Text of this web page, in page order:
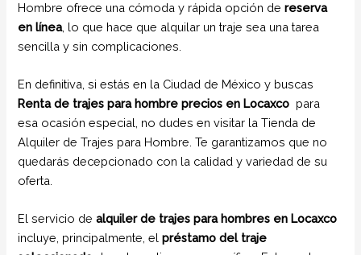
Hombre ofrece una cómoda y rápida opción dereserva
en línea, lo que hace que alquilar un traje sea una tarea
sencilla y sin complicaciones.
En definitiva, si estás en la Ciudad de México y buscas
Renta de trajes para hombre precios en Locaxco para
esa ocasión especial, no dudes en visitar la Tienda de
Alquiler de Trajes para Hombre. Te garantizamos que no
quedarás decepcionado con la calidad y variedad de su
oferta.
El servicio dealquiler de trajes para hombres en Locaxco
incluye, principalmente, elpréstamo del traje